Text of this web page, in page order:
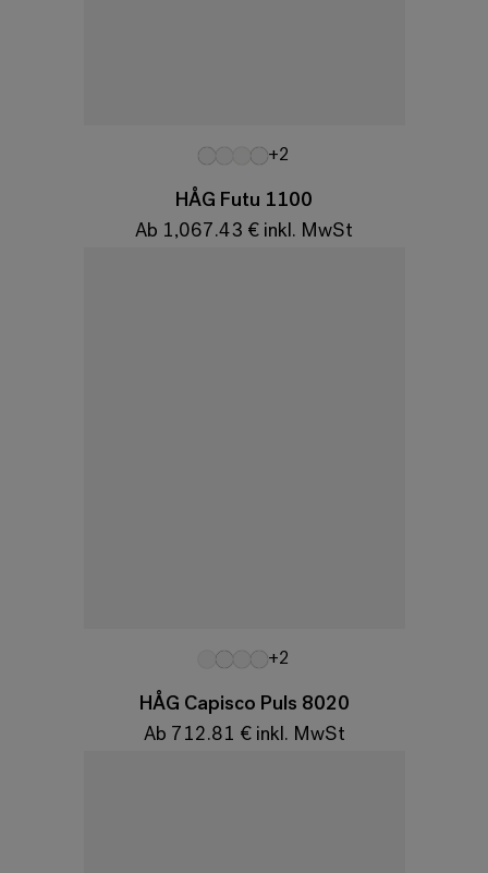
HÅG Futu 1100
Ab 1,067.43 € inkl. MwSt
+2
HÅG Capisco Puls 8020
Ab 712.81 € inkl. MwSt
+2